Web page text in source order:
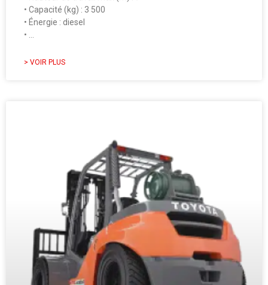
• Capacité (kg) : 3 500
• Énergie : diesel
• …
> VOIR PLUS